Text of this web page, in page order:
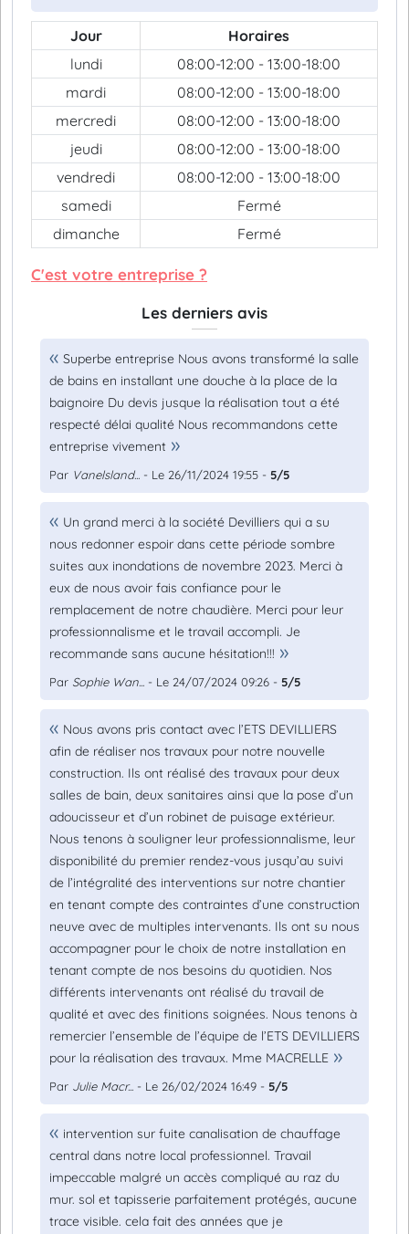
Jour
Horaires
lundi
08:00-12:00 - 13:00-18:00
mardi
08:00-12:00 - 13:00-18:00
mercredi
08:00-12:00 - 13:00-18:00
jeudi
08:00-12:00 - 13:00-18:00
vendredi
08:00-12:00 - 13:00-18:00
samedi
Fermé
dimanche
Fermé
C'est votre entreprise ?
Les derniers avis
Superbe entreprise Nous avons transformé la salle
de bains en installant une douche à la place de la
baignoire Du devis jusque la réalisation tout a été
respecté délai qualité Nous recommandons cette
entreprise vivement
Par Vanelsland... - Le 26/11/2024 19:55 - 5/5
Un grand merci à la société Devilliers qui a su
nous redonner espoir dans cette période sombre
suites aux inondations de novembre 2023. Merci à
eux de nous avoir fais confiance pour le
remplacement de notre chaudière. Merci pour leur
professionnalisme et le travail accompli. Je
recommande sans aucune hésitation!!!
Par Sophie Wan... - Le 24/07/2024 09:26 - 5/5
Nous avons pris contact avec l’ETS DEVILLIERS
afin de réaliser nos travaux pour notre nouvelle
construction. Ils ont réalisé des travaux pour deux
salles de bain, deux sanitaires ainsi que la pose d’un
adoucisseur et d’un robinet de puisage extérieur.
Nous tenons à souligner leur professionnalisme, leur
disponibilité du premier rendez-vous jusqu’au suivi
de l’intégralité des interventions sur notre chantier
en tenant compte des contraintes d’une construction
neuve avec de multiples intervenants. Ils ont su nous
accompagner pour le choix de notre installation en
tenant compte de nos besoins du quotidien. Nos
différents intervenants ont réalisé du travail de
qualité et avec des finitions soignées. Nous tenons à
remercier l’ensemble de l’équipe de l’ETS DEVILLIERS
pour la réalisation des travaux. Mme MACRELLE
Par Julie Macr... - Le 26/02/2024 16:49 - 5/5
intervention sur fuite canalisation de chauffage
central dans notre local professionnel. Travail
impeccable malgré un accès compliqué au raz du
mur. sol et tapisserie parfaitement protégés, aucune
trace visible. cela fait des années que je